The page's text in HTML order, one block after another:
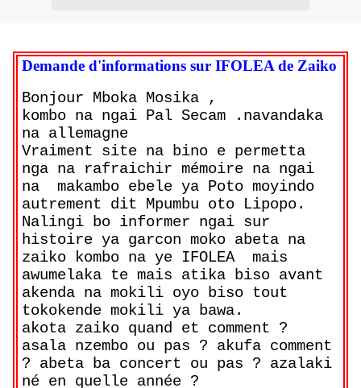
Demande d'informations sur IFOLEA de Zaiko
Bonjour Mboka Mosika ,
kombo na ngai Pal Secam .navandaka
na allemagne
Vraiment site na bino e permetta
nga na rafraichir mémoire na ngai
na makambo ebele ya Poto moyindo
autrement dit Mpumbu oto Lipopo.
Nalingi bo informer ngai sur
histoire ya garcon moko abeta na
zaiko kombo na ye IFOLEA mais
awumelaka te mais atika biso avant
akenda na mokili oyo biso tout
tokokende mokili ya bawa.
akota zaiko quand et comment ?
asala nzembo ou pas ? akufa comment
? abeta ba concert ou pas ? azalaki
né en quelle année ?